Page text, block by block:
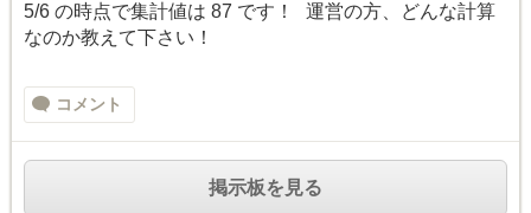
5/6 の時点で集計値は 87 です！ 運営の方、どんな計算
なのか教えて下さい！
コメント
掲示板を見る